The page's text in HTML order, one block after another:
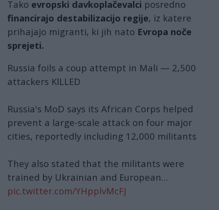
Tako evropski davkoplačevalci posredno
financirajo destabilizacijo regije, iz katere
prihajajo migranti, ki jih nato Evropa noče
sprejeti.
Russia foils a coup attempt in Mali — 2,500
attackers KILLED
Russia's MoD says its African Corps helped
prevent a large-scale attack on four major
cities, reportedly including 12,000 militants
They also stated that the militants were
trained by Ukrainian and European…
pic.twitter.com/YHpplvMcFJ